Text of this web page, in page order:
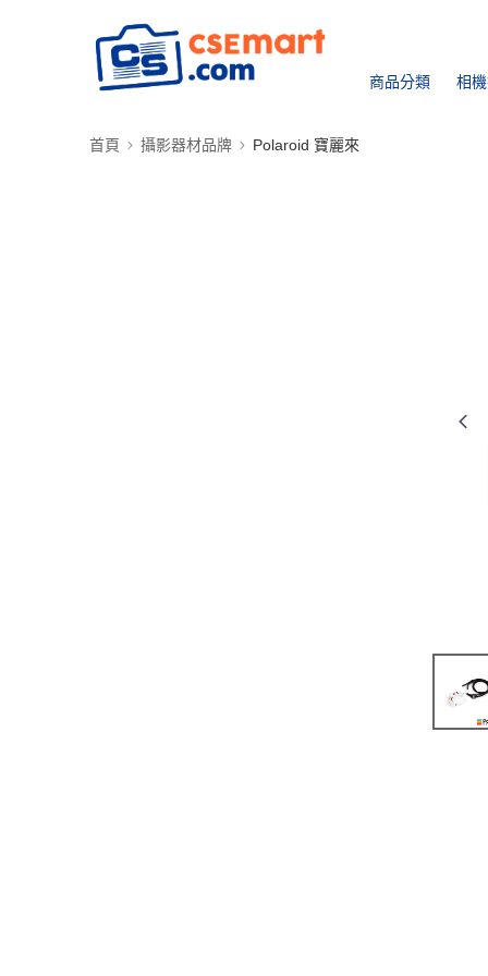
商品分類 相
首頁 攝影器材品牌 Polaroid 寶麗來